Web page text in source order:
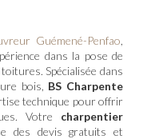
Guémené-Penfao
dans la pose de
Spécialisée dans
bois, BS Charpente
technique pour offrir
Votre charpentier
des devis gratuits et